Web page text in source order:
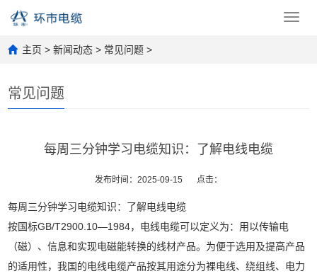
主页 >新闻动态 > 常见问题 >
常见问题
每周三分钟学习电缆知识：了解电线电缆
发布时间：2025-09-15 点击：
每周三分钟学习电缆知识：了解电线电缆
按国标GB/T2900.10—1984，电线电缆可以定义为：用以传输电
（磁）、信息和实现电磁能转换的线材产品。为便于选用及提高产品
的适用性，我国的电线电缆产品按其用途分为裸电线、绕组线、电力